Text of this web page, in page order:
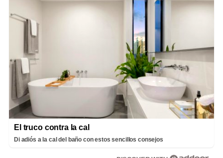
El truco contra la cal
Di adiós a la cal del baño con estos sencillos consejos